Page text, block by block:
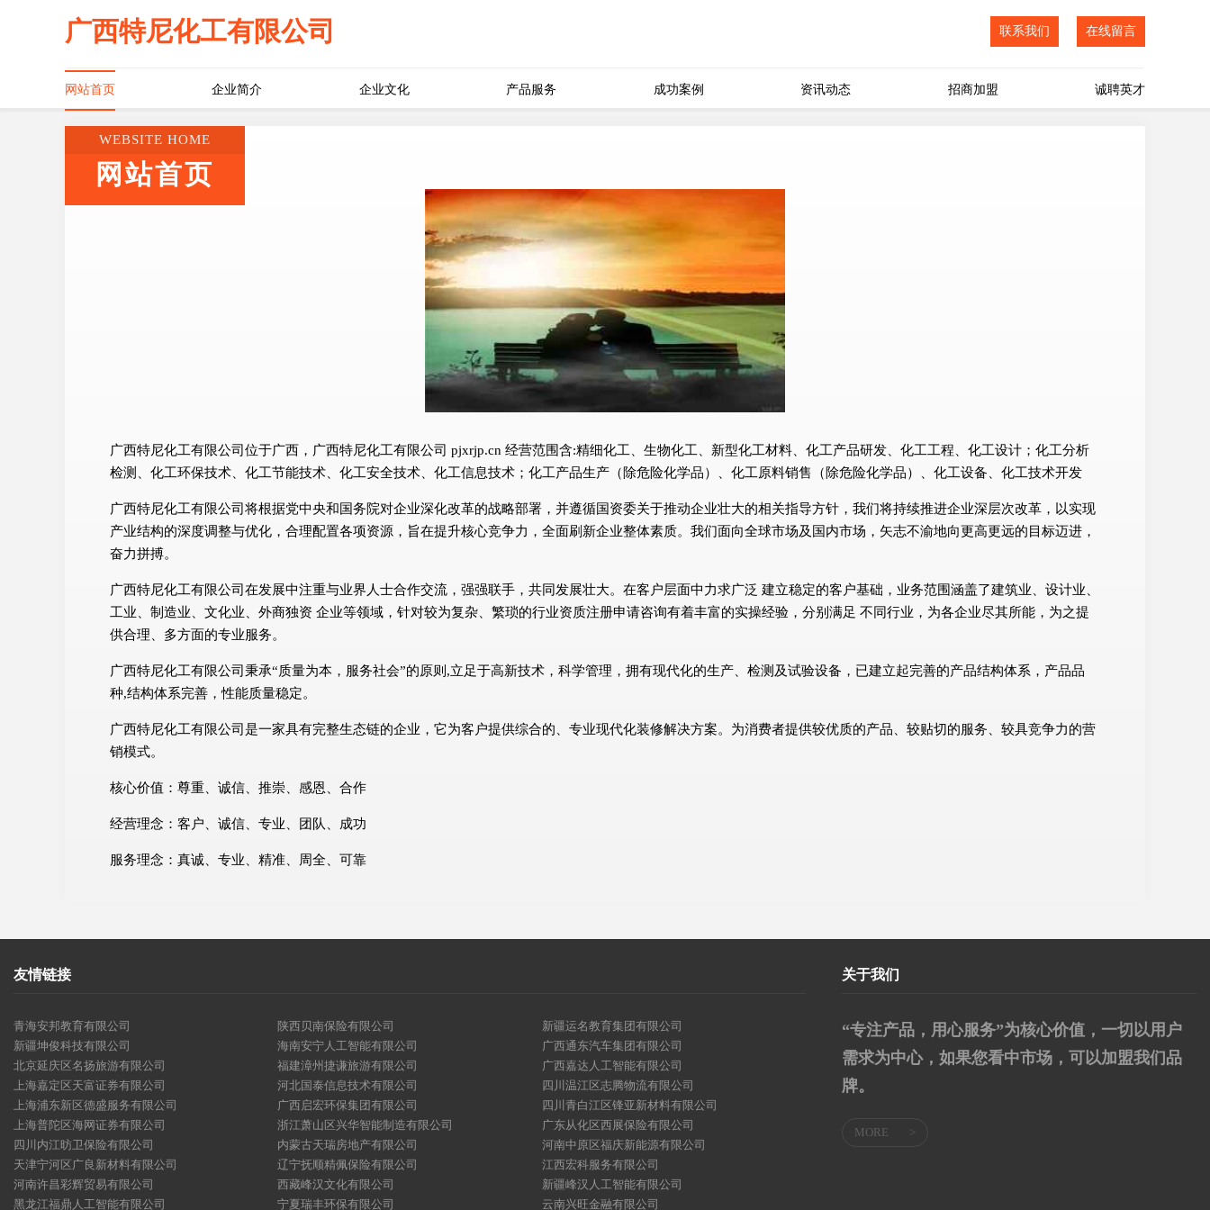
广西特尼化工有限公司 联系我们 在线留言
网站首页 企业简介 企业文化 产品服务 成功案例 资讯动态 招商加盟 诚聘英才
WEBSITE HOME
网站首页
广西特尼化工有限公司位于广西，广西特尼化工有限公司 pjxrjp.cn 经营范围含:精细化工、生物化工、新型化工材料、化工产品研发、化工工程、化工设计；化工分析
检测、化工环保技术、化工节能技术、化工安全技术、化工信息技术；化工产品生产（除危险化学品）、化工原料销售（除危险化学品）、化工设备、化工技术开发
广西特尼化工有限公司将根据党中央和国务院对企业深化改革的战略部署，并遵循国资委关于推动企业壮大的相关指导方针，我们将持续推进企业深层次改革，以实现
产业结构的深度调整与优化，合理配置各项资源，旨在提升核心竞争力，全面刷新企业整体素质。我们面向全球市场及国内市场，矢志不渝地向更高更远的目标迈进，
奋力拼搏。
广西特尼化工有限公司在发展中注重与业界人士合作交流，强强联手，共同发展壮大。在客户层面中力求广泛 建立稳定的客户基础，业务范围涵盖了建筑业、设计业、
工业、制造业、文化业、外商独资 企业等领域，针对较为复杂、繁琐的行业资质注册申请咨询有着丰富的实操经验，分别满足 不同行业，为各企业尽其所能，为之提
供合理、多方面的专业服务。
广西特尼化工有限公司秉承“质量为本，服务社会”的原则,立足于高新技术，科学管理，拥有现代化的生产、检测及试验设备，已建立起完善的产品结构体系，产品品
种,结构体系完善，性能质量稳定。
广西特尼化工有限公司是一家具有完整生态链的企业，它为客户提供综合的、专业现代化装修解决方案。为消费者提供较优质的产品、较贴切的服务、较具竞争力的营
销模式。
核心价值：尊重、诚信、推崇、感恩、合作
经营理念：客户、诚信、专业、团队、成功
服务理念：真诚、专业、精准、周全、可靠
友情链接
青海安邦教育有限公司 陕西贝南保险有限公司
新疆运名教育集团有限公司
新疆坤俊科技有限公司
海南安宁人工智能有限公司
广西通东汽车集团有限公司
北京延庆区名扬旅游有限公司
福建漳州捷谦旅游有限公司
广西嘉达人工智能有限公司
上海嘉定区天富证券有限公司
河北国泰信息技术有限公司
四川温江区志腾物流有限公司
上海浦东新区德盛服务有限公司
广西启宏环保集团有限公司
四川青白江区锋亚新材料有限公司
上海普陀区海网证券有限公司
浙江萧山区兴华智能制造有限公司
广东从化区西展保险有限公司
四川内江昉卫保险有限公司
内蒙古天瑞房地产有限公司
河南中原区福庆新能源有限公司
天津宁河区广良新材料有限公司
辽宁抚顺精佩保险有限公司
江西宏科服务有限公司
河南许昌彩辉贸易有限公司
西藏峰汉文化有限公司
新疆峰汉人工智能有限公司
黑龙江福鼎人工智能有限公司
宁夏瑞丰环保有限公司 云南兴旺金融有限公司
关于我们
“专注产品，用心服务”为核心价值，一切以用户
需求为中心，如果您看中市场，可以加盟我们品
牌。
MORE >